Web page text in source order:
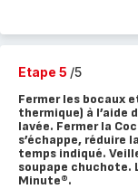
Etape 5 /5
Fermer les bocaux
thermique) à
lavée. Fermer la
s’échappe, réduire
temps indiqué.
soupape chuchote.
Minute®.